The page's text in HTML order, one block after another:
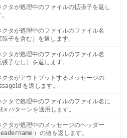
クタが処理中のファイルの拡張子を返し
クタが処理中のファイルのファイル名
張子を含む）を返します。
クタが処理中のファイルのファイル名
張子なし）を返します。
クタがアウトプットするメッセージの
を返します。
クタで処理中のファイルのファイル名に
パターンを適用します。
クタが処理中のメッセージのヘッダー
）の値を返します。